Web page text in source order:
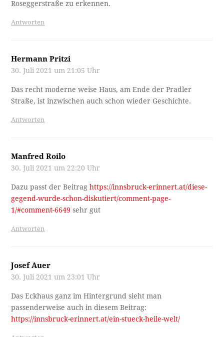
Roseggerstraße zu erkennen.
Antworten
Hermann Pritzi
30. Juli 2021 um 21:05 Uhr
Das recht moderne weise Haus, am Ende der Pradler
Straße, ist inzwischen auch schon wieder Geschichte.
Antworten
Manfred Roilo
30. Juli 2021 um 22:20 Uhr
Dazu passt der Beitraghttps://innsbruck-erinnert.at/diese-
gegend-wurde-schon-diskutiert/comment-page-
1/#comment-6649 sehr gut
Antworten
Josef Auer
30. Juli 2021 um 23:01 Uhr
Das Eckhaus ganz im Hintergrund sieht man
passenderweise auch in diesem Beitrag:
https://innsbruck-erinnert.at/ein-stueck-heile-welt/